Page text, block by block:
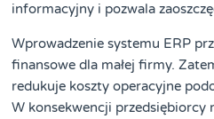
informacyjny i pozwala
Wprowadzenie systemu ERP
finansowe dla małej firmy.
redukuje koszty operacyjne
W konsekwencji przedsiębiorcy